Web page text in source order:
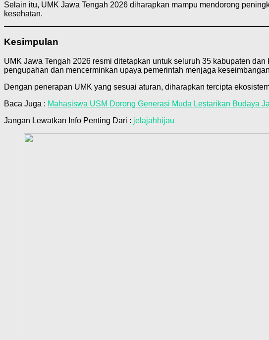
Selain itu, UMK Jawa Tengah 2026 diharapkan mampu mendorong
kesehatan.
Kesimpulan
UMK Jawa Tengah 2026 resmi ditetapkan untuk seluruh 35 kabupaten
pengupahan dan mencerminkan upaya pemerintah menjaga
Dengan penerapan UMK yang sesuai aturan, diharapkan tercipta
Baca Juga : Mahasiswa USM Dorong Generasi Muda Lestarikan Budaya
Jangan Lewatkan Info Penting Dari : jelajahhijau